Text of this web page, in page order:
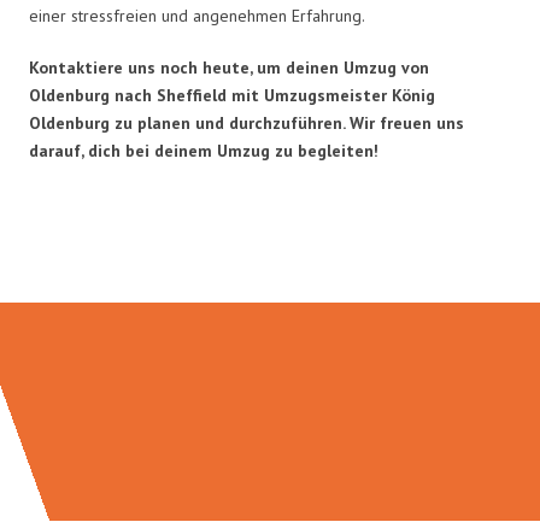
einer stressfreien und angenehmen Erfahrung.
Kontaktiere uns noch heute, um deinen Umzug von
Oldenburg nach Sheffield mit Umzugsmeister König
Oldenburg zu planen und durchzuführen. Wir freuen uns
darauf, dich bei deinem Umzug zu begleiten!